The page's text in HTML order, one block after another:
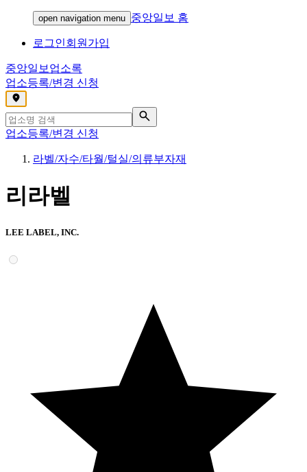
open navigation menu 중앙일보 홈
로그인회원가입
중앙일보 업소록
업소등록/변경 신청
,
업소등록/변경 신청
라벨/자수/타월/털실/의류부자재
리라벨
LEE LABEL, INC.